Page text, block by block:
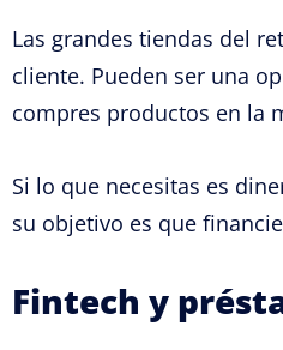
Las grandes tiendas del
cliente. Pueden ser una
compres productos en la
Si lo que necesitas es
su objetivo es que
Fintech y